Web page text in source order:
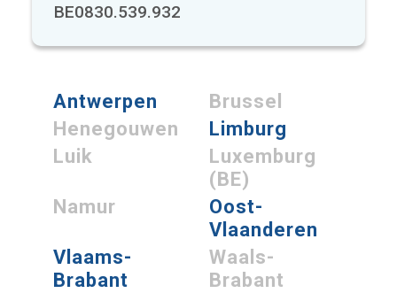
BE0830.539.932
Antwerpen
Brussel
Henegouwen
Limburg
Luik
Luxemburg
(BE)
Namur
Oost-
Vlaanderen
Vlaams-
Brabant
Waals-
Brabant